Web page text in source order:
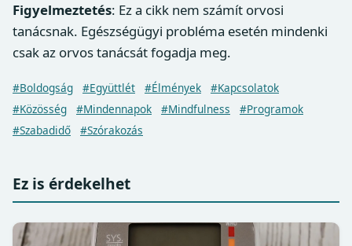
Figyelmeztetés: Ez a cikk nem számít orvosi
tanácsnak. Egészségügyi probléma esetén mindenki
csak az orvos tanácsát fogadja meg.
#Boldogság #Együttlét #Élmények
#Kapcsolatok
#Közösség
#Mindennapok #Mindfulness
#Programok
#Szabadidő
#Szórakozás
Ez is érdekelhet